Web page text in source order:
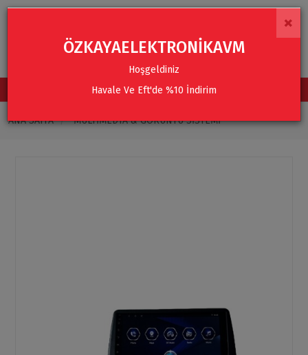
TÜM KATEGORİLER
ANA SAYFA MULTIMEDYA & GÖRÜNTÜ SISTEMI
×
ÖZKAYAELEKTRONİKAVM
Hoşgeldiniz
Havale Ve Eft'de %10 İndirim